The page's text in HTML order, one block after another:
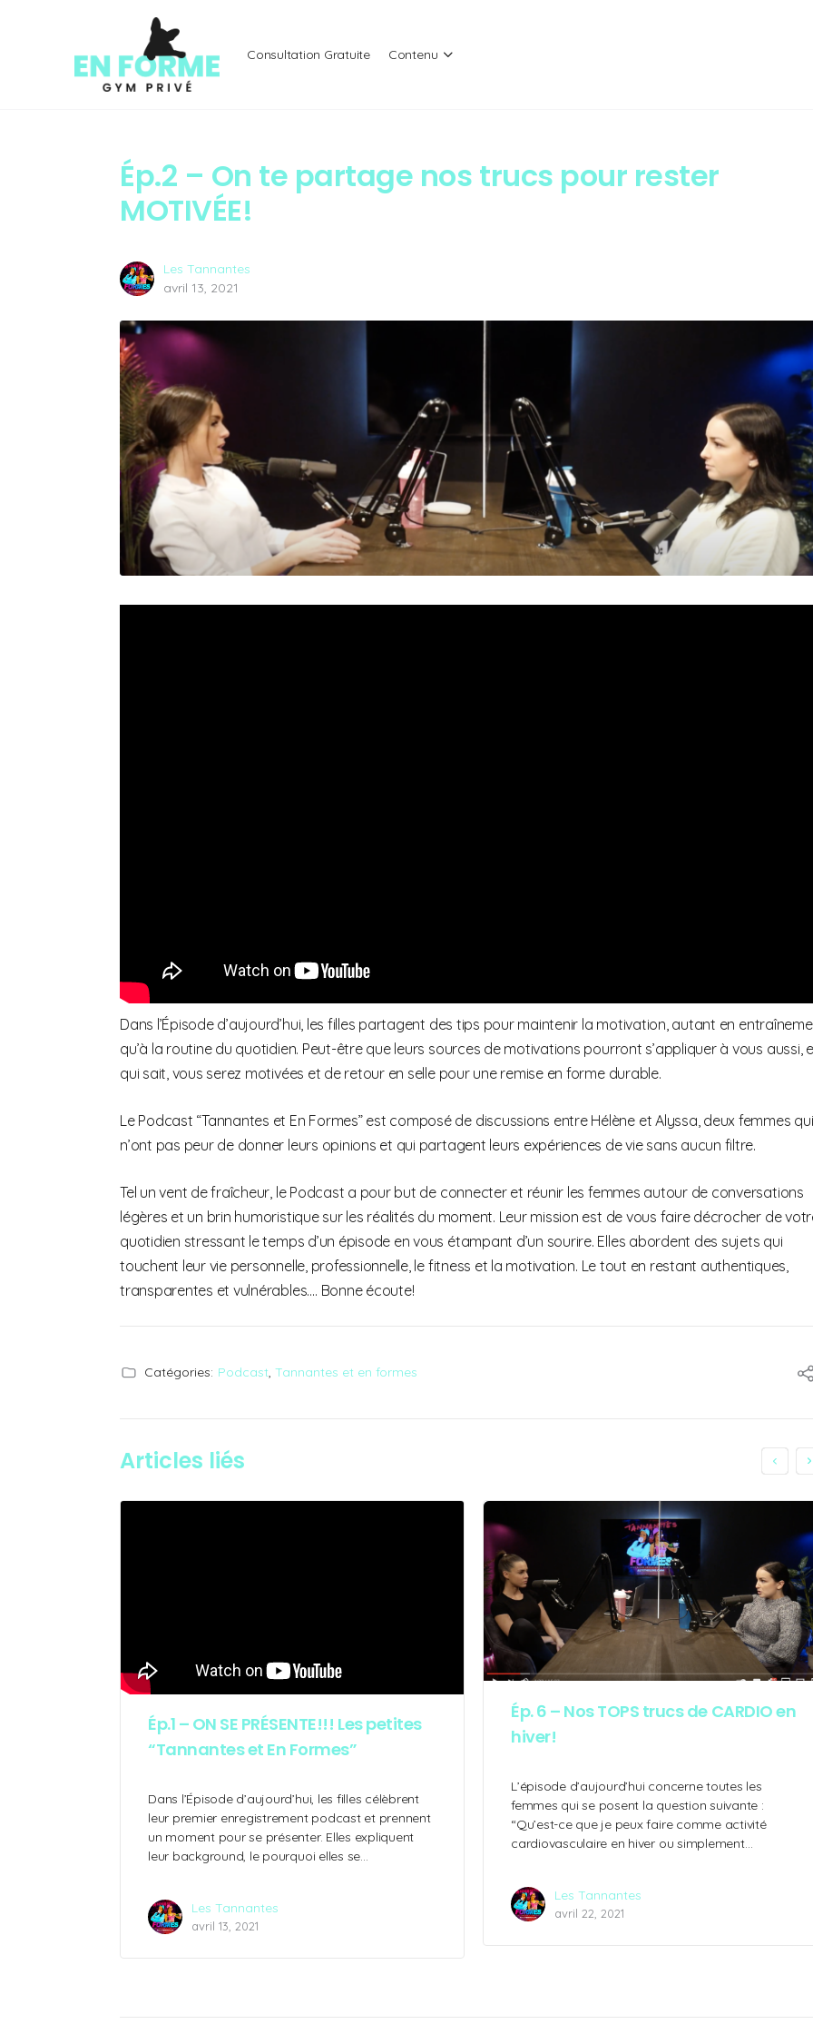
Consultation Gratuite Contenu
Ép.2 – On te partage nos trucs pour rester
MOTIVÉE!
Les Tannantes
avril 13, 2021
Dans l’Épisode d’aujourd’hui, les filles partagent des tips pour maintenir la motivation, autant en
qu’à la routine du quotidien. Peut-être que leurs sources de motivations pourront s’appliquer à vous aussi,
qui sait, vous serez motivées et de retour en selle pour une remise en forme durable.
Le Podcast “Tannantes et En Formes” est composé de discussions entre Hélène et Alyssa, deux femmes qui
n’ont pas peur de donner leurs opinions et qui partagent leurs expériences de vie sans aucun filtre.
Tel un vent de fraîcheur, le Podcast a pour but de connecter et réunir les femmes autour de conversations
légères et un brin humoristique sur les réalités du moment. Leur mission est de vous faire décrocher de
quotidien stressant le temps d’un épisode en vous étampant d’un sourire. Elles abordent des sujets qui
touchent leur vie personnelle, professionnelle, le fitness et la motivation. Le tout en restant authentiques,
transparentes et vulnérables…. Bonne écoute!
Catégories: Podcast Tannantes et en formes
Articles liés
Ép.1 – ON SE PRÉSENTE!!! Les petites
“Tannantes et En Formes”
Dans l’Épisode d’aujourd’hui, les filles célèbrent
leur premier enregistrement podcast et prennent
un moment pour se présenter. Elles expliquent
leur background, le pourquoi elles se…
Les Tannantes
avril 13, 2021
Ép. 6 – Nos TOPS trucs de CARDIO en
hiver!
L’épisode d’aujourd’hui concerne toutes les
femmes qui se posent la question suivante :
“Qu’est-ce que je peux faire comme activité
cardiovasculaire en hiver ou simplement…
Les Tannantes
avril 22, 2021